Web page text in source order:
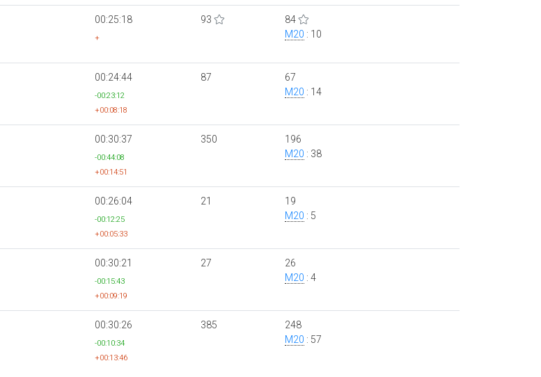
00:25:18
+
93
84
M20 : 10
00:24:44
-00:23:12
+00:08:18
87
67
M20 : 14
00:30:37
-00:44:08
+00:14:51
350
196
M20 : 38
00:26:04
-00:12:25
+00:05:33
21
19
M20 : 5
00:30:21
-00:15:43
+00:09:19
27
26
M20 : 4
00:30:26
-00:10:34
+00:13:46
385
248
M20 : 57